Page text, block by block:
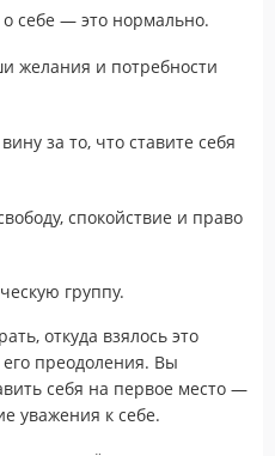
о себе — это нормально.
желания и потребности
за то, что ставите себя
спокойствие и право
группу.
откуда взялось это
преодоления. Вы
себя на первое место —
уважения к себе.